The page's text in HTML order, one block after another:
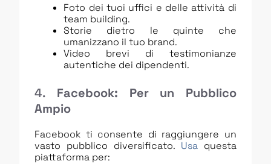
Foto dei tuoi uffici e delle attività di
team building.
Storie dietro le quinte che
umanizzano il tuo brand.
Video brevi di testimonianze
autentiche dei dipendenti.
4. Facebook: Per un Pubblico
Ampio
Facebook ti consente di raggiungere un
vasto pubblico diversificato. Usaquesta
piattaforma per: